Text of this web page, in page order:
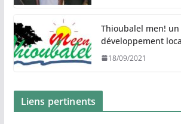
Thioubalel men!
développement
18/09/2021
Liens pertinents